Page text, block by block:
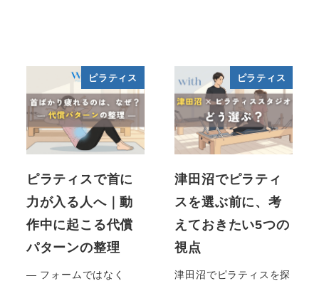
ピラティス
ピラティスで首に
力が入る人へ｜動
作中に起こる代償
パターンの整理
― フォームではなく
ピラティス
津田沼でピラティ
スを選ぶ前に、考
えておきたい5つの
視点
津田沼でピラティスを探